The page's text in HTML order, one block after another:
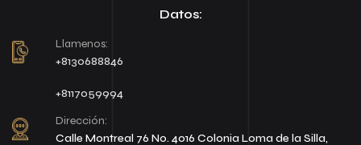
Datos:
Llamenos:
+8130688846
+8117059994
Dirección:
Calle Montreal 76 No. 4016 Colonia Loma de la Silla,